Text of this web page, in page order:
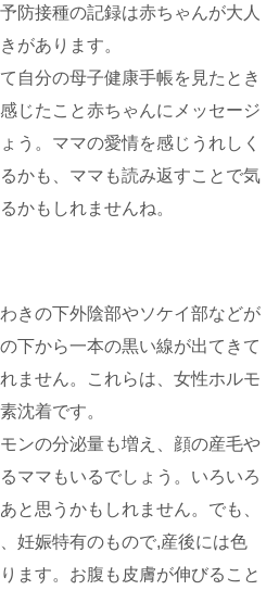
防接種の記録は赤ちゃんが大人
があります。
自分の母子健康手帳を見たとき
じたこと赤ちゃんにメッセージ
う。ママの愛情を感じうれしく
かも、ママも読み返すことで気
かもしれませんね。
きの下外陰部やソケイ部などが
下から一本の黒い線が出てきて
ません。これらは、女性ホルモ
沈着です。
ンの分泌量も増え、顔の産毛や
ママもいるでしょう。いろいろ
と思うかもしれません。でも、
妊娠特有のもので,産後には色
ます。お腹も皮膚が伸びること